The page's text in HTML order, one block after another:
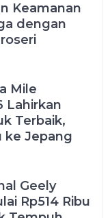
Keamanan
dengan
Mile
Lahirkan
Terbaik,
ke Jepang
Geely
Rp514 Ribu